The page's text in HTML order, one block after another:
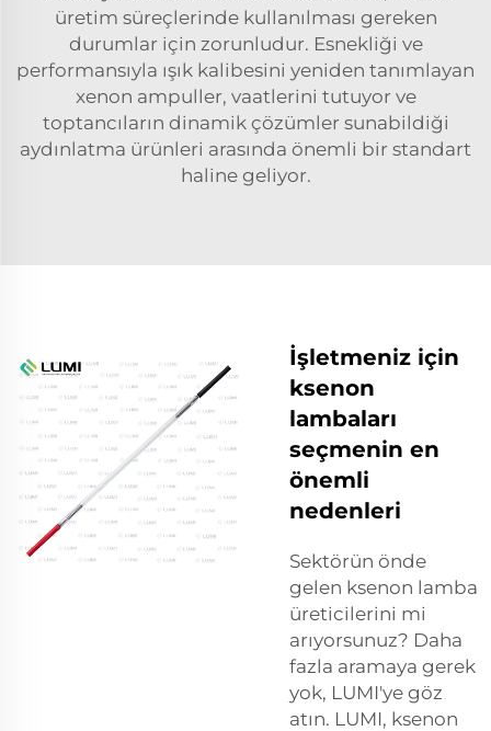
üretim süreçlerinde kullanılması gereken
durumlar için zorunludur. Esnekliği ve
performansıyla ışık kalibesini yeniden tanımlayan
xenon ampuller, vaatlerini tutuyor ve
toptancıların dinamik çözümler sunabildiği
aydınlatma ürünleri arasında önemli bir standart
haline geliyor.
İşletmeniz için
ksenon
lambaları
seçmenin en
önemli
nedenleri
Sektörün önde
gelen ksenon lamba
üreticilerini mi
arıyorsunuz? Daha
fazla aramaya gerek
yok, LUMI'ye göz
atın. LUMI, ksenon